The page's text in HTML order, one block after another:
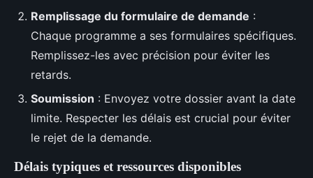
Remplissage du formulaire de demande :
Chaque programme a ses formulaires spécifiques.
Remplissez-les avec précision pour éviter les
retards.
Soumission : Envoyez votre dossier avant la date
limite. Respecter les délais est crucial pour éviter
le rejet de la demande.
Délais typiques et ressources disponibles